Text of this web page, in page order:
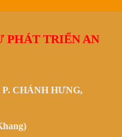
PHÁT TRIỂN AN
CHÁNH HƯNG,